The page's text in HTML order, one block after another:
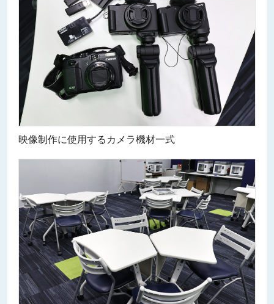
映像制作に使用するカメラ機材一式